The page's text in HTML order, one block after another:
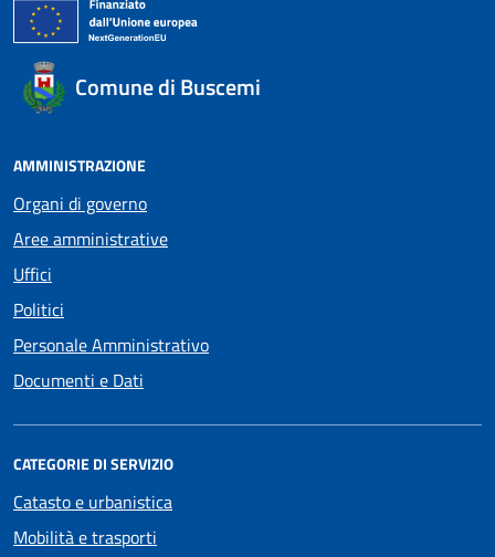
Comune di Buscemi
AMMINISTRAZIONE
Organi di governo
Aree amministrative
Uffici
Politici
Personale Amministrativo
Documenti e Dati
CATEGORIE DI SERVIZIO
Catasto e urbanistica
Mobilità e trasporti